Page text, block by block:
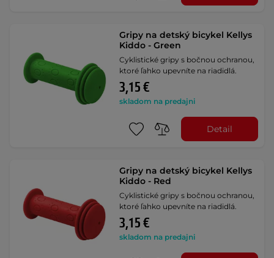
Gripy na detský bicykel Kellys
Kiddo - Green
Cyklistické gripy s bočnou ochranou,
ktoré ľahko upevníte na riadidlá.
3,15 €
skladom na predajni
Detail
Gripy na detský bicykel Kellys
Kiddo - Red
Cyklistické gripy s bočnou ochranou,
ktoré ľahko upevníte na riadidlá.
3,15 €
skladom na predajni